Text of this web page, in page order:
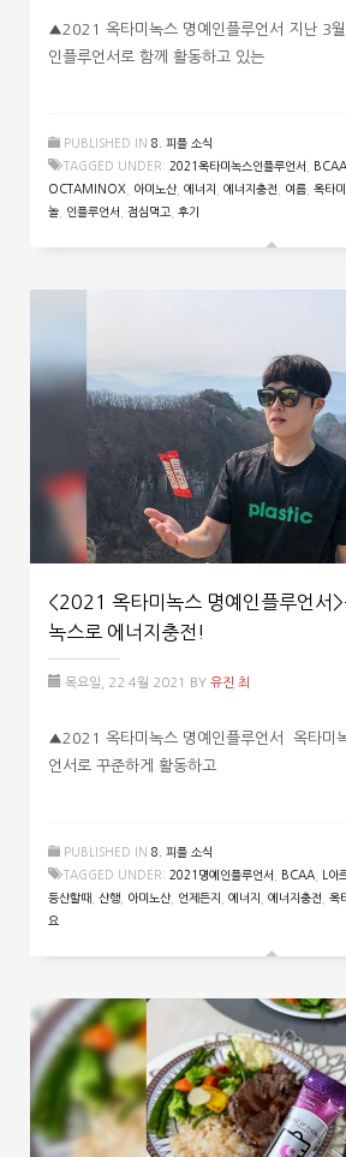
▲2021 옥타미녹스 명예인플루언서 지난 3월
인플루언서로 함께 활동하고 있는
PUBLISHED IN 8. 피플 소식
TAGGED UNDER: 2021옥타미녹스인플루언서 BCAA
OCTAMINOX
아미노산, 에너지 에너지충전 여름 옥타
놀
인플루언서 점심먹고 후기
<2021 옥타미녹스 명예인플루언서>
녹스로 에너지충전!
목요일, 22 4월 2021 BY 유진 최
▲2021 옥타미녹스 명예인플루언서 옥타미
언서로 꾸준하게 활동하고
PUBLISHED IN 8. 피플 소식
TAGGED UNDER: 2021명예인플루언서 BCAA L아
등산할때
산행 아미노산, 언제든지 에너지 에너지충전 옥
요